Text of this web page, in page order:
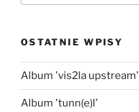
OSTATNIE WPISY
Album 'vis2la upstream’
Album 'tunn(e)l’